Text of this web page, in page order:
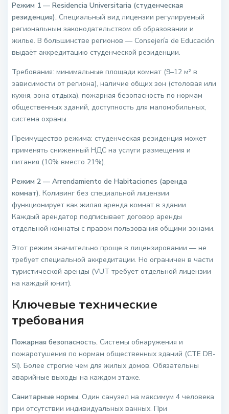
Режим 1 — Residencia Universitaria (студенческая
резиденция). Специальный вид лицензии регулируемый
региональным законодательством об образовании и
жилье. В большинстве регионов — Consejería de Educación
выдаёт аккредитацию студенческой резиденции.
Требования: минимальные площади комнат (9–12 м² в
зависимости от региона), наличие общих зон (столовая или
кухня, зона отдыха), пожарная безопасность по нормам
общественных зданий, доступность для маломобильных,
система охраны.
Преимущество режима: студенческая резиденция может
применять сниженный НДС на услуги размещения и
питания (10% вместо 21%).
Режим 2 — Arrendamiento de Habitaciones (аренда
комнат). Коливинг без специальной лицензии
функционирует как жилая аренда комнат в здании.
Каждый арендатор подписывает договор аренды
отдельной комнаты с правом пользования общими зонами.
Этот режим значительно проще в лицензировании — не
требует специальной аккредитации. Но ограничен в части
туристической аренды (VUT требует отдельной лицензии
на каждый юнит).
Ключевые технические
требования
Пожарная безопасность. Системы обнаружения и
пожаротушения по нормам общественных зданий (CTE DB-
SI). Более строгие чем для жилых домов. Обязательны
аварийные выходы на каждом этаже.
Санитарные нормы. Один санузел на максимум 4 человека
при отсутствии индивидуальных ванных. При